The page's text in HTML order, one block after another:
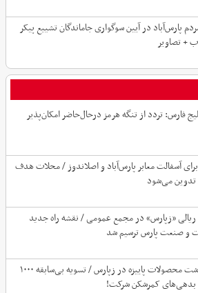
پارس‌آباد در آیین سوگواری جاماندگان تشییع پیکر
+ تصاویر
فارس: تردد از تنگه هرمز درحال‌حاضر امکان‌پذیر
آسفالت معابر پارس‌آباد و اصلاندوز / محلات هدف
تدوین می‌شود
تقسیم سود ۲۱۸ ریالی «زپارس» در مجمع عمومی / نقشه راه جدید
صنعت پارس ترسیم شد
آغاز حماسه برداشت محصولات پاییزه در زپارس / تسویه بی‌سابقه ۱۰۰۰
بدهی‌های کمرشکن شرکت!